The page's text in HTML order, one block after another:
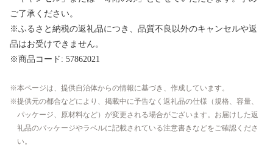
ご了承ください。
※ふるさと納税の返礼品につき、品質不良以外のキャンセルや返
品はお受けできません。
※商品コード: 57862021
本ページは、提供自治体からの情報に基づき、作成しています。
提供元の都合などにより、掲載中に予告なく返礼品の仕様（規格、容量、
パッケージ、原材料など）が変更される場合がございます。お届けした返
礼品のパッケージやラベルに記載されている注意書きなどをご確認くださ
い。